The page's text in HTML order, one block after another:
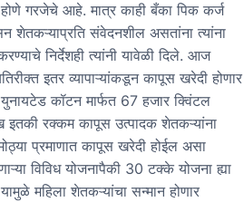
आहे. मात्र काही बँका पिक कर्ज
शेतकऱ्याप्रति संवेदनशील असतांना त्यांना
निर्देशही त्यांनी यावेळी दिले. आज
इतर व्यापाऱ्यांकडून कापूस खरेदी होणार
युनायटेड कॉटन मार्फत 67 हजार क्विंटल
इतकी रक्कम कापूस उत्पादक शेतकऱ्यांना
प्रमाणात कापूस खरेदी होईल असा
विविध योजनापैकी 30 टक्के योजना ह्या
महिला शेतकऱ्यांचा सन्मान होणार